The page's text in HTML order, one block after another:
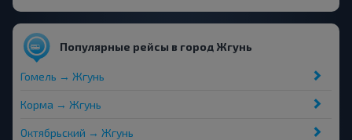
Популярные рейсы в город Жгунь
Гомель → Жгунь
Корма → Жгунь
Октябрьский → Жгунь